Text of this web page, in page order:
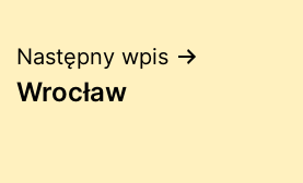
Następny wpis
Wrocław